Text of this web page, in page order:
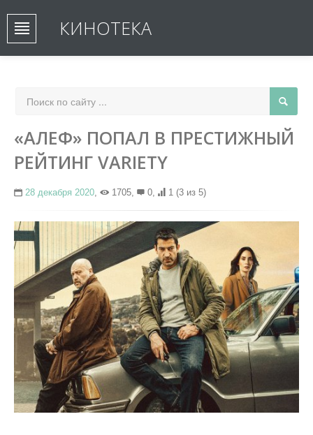
КИНОТЕКА
«АЛЕФ» ПОПАЛ В ПРЕСТИЖНЫЙ
РЕЙТИНГ VARIETY
28 декабря 2020, 1705, 0, 1 (3 из 5)